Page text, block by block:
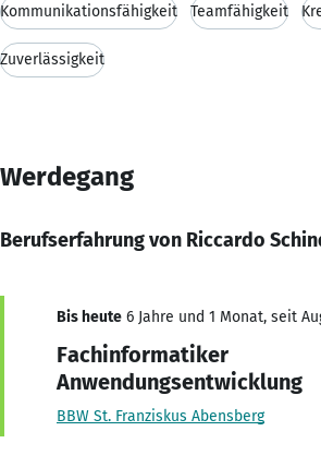
Kommunikationsfähigkeit Teamfähigkeit
Zuverlässigkeit
Werdegang
Berufserfahrung von Riccardo
Bis heute 6 Jahre und 1 Monat, seit
Fachinformatiker
Anwendungsentwicklung
BBW St. Franziskus Abensberg